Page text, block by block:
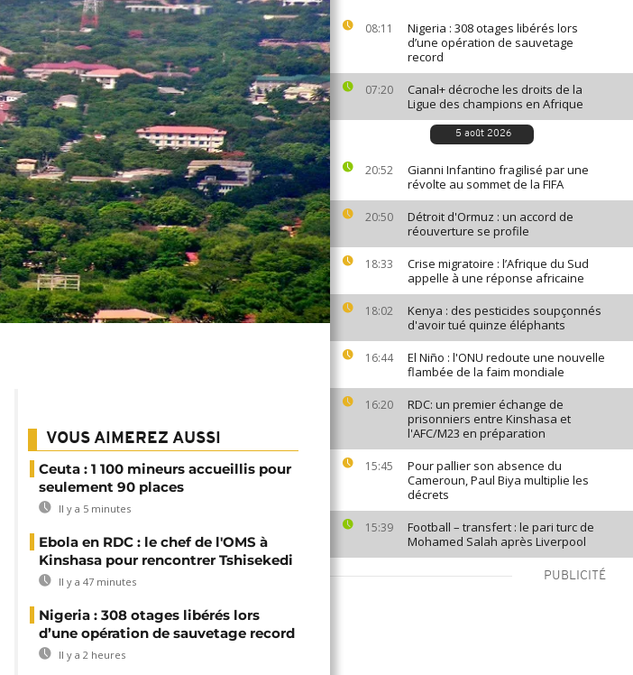
08:11
Nigeria : 308 otages libérés lors
d’une opération de sauvetage
record
07:20
Canal+ décroche les droits de la
Ligue des champions en Afrique
5 août 2026
20:52
Gianni Infantino fragilisé par une
révolte au sommet de la FIFA
20:50
Détroit d'Ormuz : un accord de
réouverture se profile
18:33
Crise migratoire : l’Afrique du Sud
appelle à une réponse africaine
18:02
Kenya : des pesticides soupçonnés
d'avoir tué quinze éléphants
16:44
El Niño : l'ONU redoute une nouvelle
flambée de la faim mondiale
16:20
RDC: un premier échange de
prisonniers entre Kinshasa et
l'AFC/M23 en préparation
15:45
Pour pallier son absence du
Cameroun, Paul Biya multiplie les
décrets
15:39
Football – transfert : le pari turc de
Mohamed Salah après Liverpool
PUBLICITÉ
VOUS AIMEREZ AUSSI
Ceuta : 1 100 mineurs accueillis pour
seulement 90 places
Il y a 5 minutes
Ebola en RDC : le chef de l'OMS à
Kinshasa pour rencontrer Tshisekedi
Il y a 47 minutes
Nigeria : 308 otages libérés lors
d’une opération de sauvetage record
Il y a 2 heures